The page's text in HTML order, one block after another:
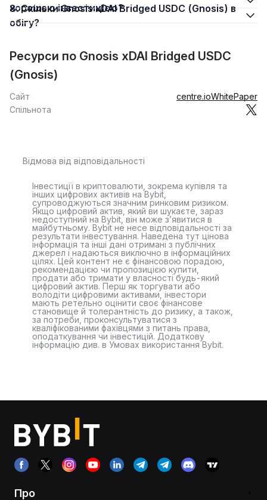
хорошою інвестицією?
8. Скільки Gnosis xDAI Bridged USDC (Gnosis) в
обігу?
Ресурси по Gnosis xDAI Bridged USDC
(Gnosis)
Сайт centre.ioWhitePaper
Спільнота
Відмова від відповідальності
Інвестиції в криптовалюти, зокрема купівля та
інших цифрових активів на Bybit,
супроводжуються значним ринковим ризиком.
Якщо цифровий актив, який ви шукаєте, зараз
недоступний на Bybit, він може з’явитися в
майбутньому. Bybit не несе відповідальності за
результати інвестування. Наведена тут цінова
інформація та інші дані отримані з публічних
джерел і надаються виключно в інформаційних
цілях. Цей контент не є фінансовою порадою,
рекомендацією чи пропозицією купити,
продати або тримати у власності будь-який
цифровий актив. Перш як торгувати або
володіти цифровими активами, інвестори
мають ретельно оцінити своє фінансове
становище й толерантність до ризику, а також,
за потреби, проконсультуватися з
кваліфікованими фахівцями з питань права,
оподаткування чи інвестицій. Додаткову
інформацію див. в Умовах використання Bybit.
Про